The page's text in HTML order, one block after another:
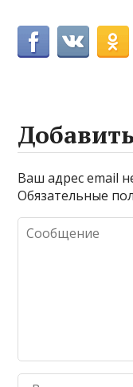
Ваш адрес email
Обязательные